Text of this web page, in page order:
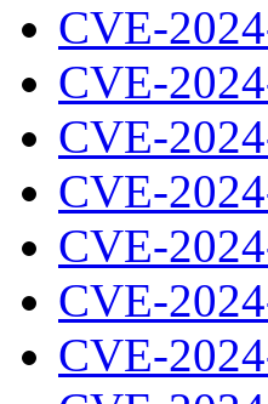
CVE-
CVE-
CVE-
CVE-
CVE-
CVE-
CVE-